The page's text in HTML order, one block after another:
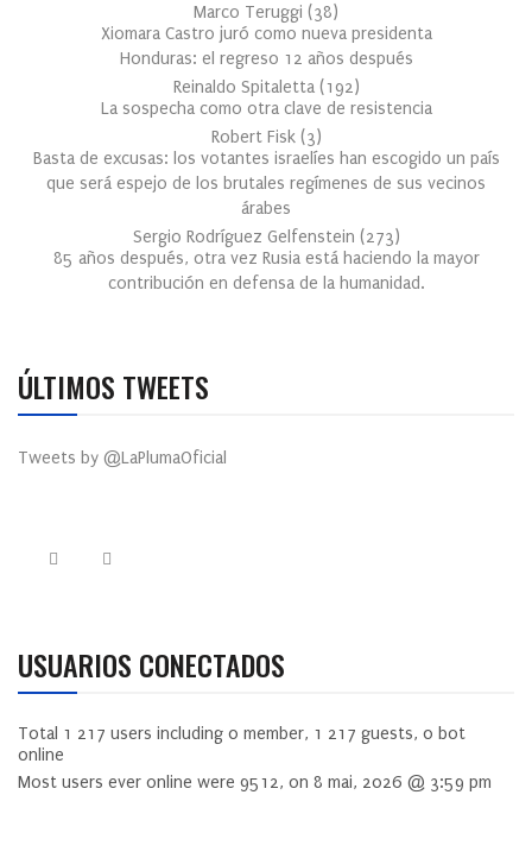
Marco Teruggi (38)
Xiomara Castro juró como nueva presidenta
Honduras: el regreso 12 años después
Reinaldo Spitaletta (192)
La sospecha como otra clave de resistencia
Robert Fisk (3)
Basta de excusas: los votantes israelíes han escogido un país
que será espejo de los brutales regímenes de sus vecinos
árabes
Sergio Rodríguez Gelfenstein (273)
85 años después, otra vez Rusia está haciendo la mayor
contribución en defensa de la humanidad.
ÚLTIMOS TWEETS
Tweets by @LaPlumaOficial
USUARIOS CONECTADOS
Total 1 217 users including 0 member, 1 217 guests, 0 bot
online
Most users ever online were 9512, on 8 mai, 2026 @ 3:59 pm